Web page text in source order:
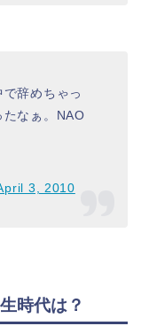
辞めちゃっ
たなぁ。NAO
3, 2010
時代は？